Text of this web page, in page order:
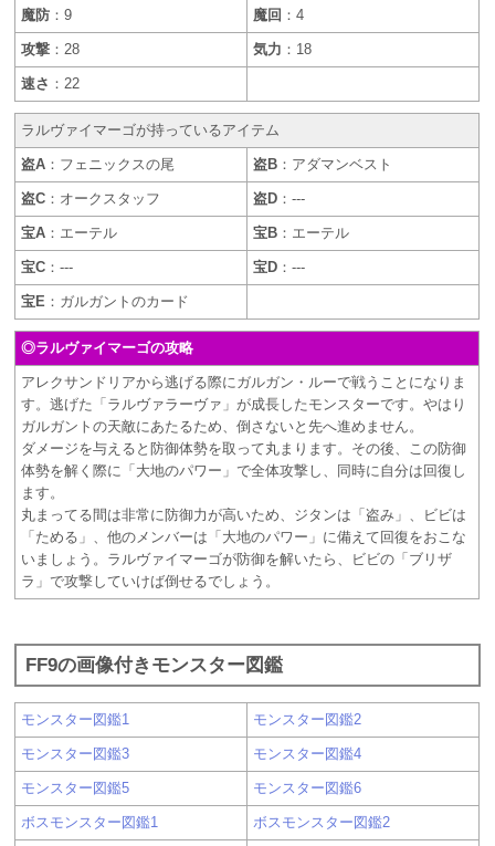
魔防 ：9 魔回 ：4
攻撃 ：28 気力 ：18
速さ ：22
ラルヴァイマーゴが持っているアイテム
盗A ：フェニックスの尾 盗B ：アダマンベスト
盗C ：オークスタッフ 盗D ：---
宝A ：エーテル 宝B ：エーテル
宝C ：--- 宝D ：---
宝E ：ガルガントのカード
◎ラルヴァイマーゴの攻略
アレクサンドリアから逃げる際にガルガン・ルーで戦うことになりま
す。逃げた「ラルヴァラーヴァ」が成長したモンスターです。やはり
ガルガントの天敵にあたるため、倒さないと先へ進めません。
ダメージを与えると防御体勢を取って丸まります。その後、この防御
体勢を解く際に「大地のパワー」で全体攻撃し、同時に自分は回復し
ます。
丸まってる間は非常に防御力が高いため、ジタンは「盗み」、ビビは
「ためる」、他のメンバーは「大地のパワー」に備えて回復をおこな
いましょう。ラルヴァイマーゴが防御を解いたら、ビビの「ブリザ
ラ」で攻撃していけば倒せるでしょう。
FF9の画像付きモンスター図鑑
モンスター図鑑1 モンスター図鑑2
モンスター図鑑3 モンスター図鑑4
モンスター図鑑5 モンスター図鑑6
ボスモンスター図鑑1 ボスモンスター図鑑2